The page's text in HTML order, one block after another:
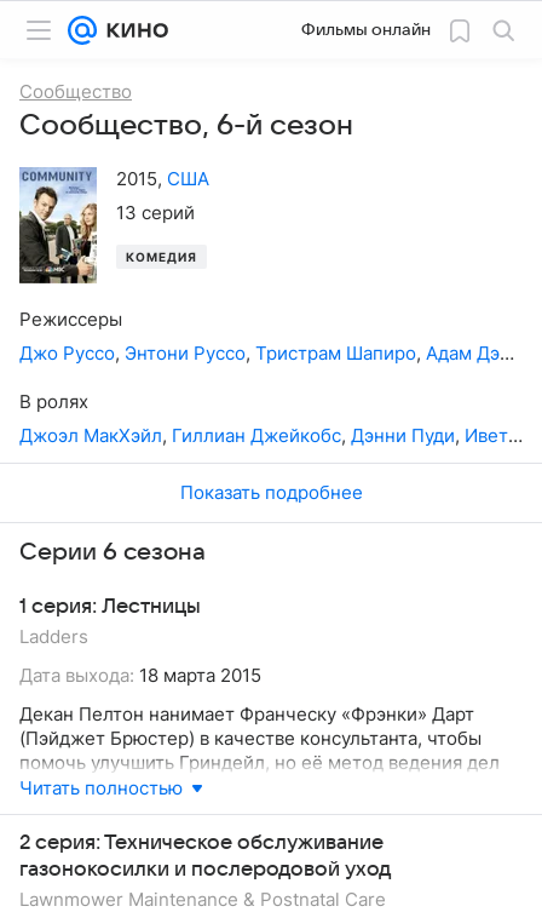
Фильмы онлайн
Сообщество
Сообщество, 6-й сезон
2015, США
13 серий
КОМЕДИЯ
Режиссеры
Джо Руссо, Энтони Руссо, Тристрам Шапиро, Адам Дэвидсон
В ролях
Джоэл МакХэйл, Гиллиан Джейкобс, Дэнни Пуди, Иветт Николь Браун
Показать подробнее
Серии 6 сезона
1 серия: Лестницы
Ladders
Дата выхода: 18 марта 2015
Декан Пелтон нанимает Франческу «Фрэнки» Дарт
(Пэйджет Брюстер) в качестве консультанта, чтобы
помочь улучшить Гриндейл, но её метод ведения дел
создает напряженность в кампусе.
Читать полностью
2 серия: Техническое обслуживание
газонокосилки и послеродовой уход
Lawnmower Maintenance & Postnatal Care